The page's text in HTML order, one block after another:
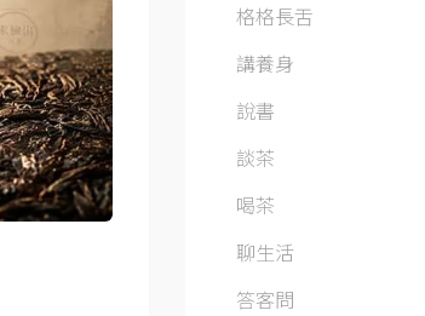
格格長舌
講養身
說書
談茶
喝茶
聊生活
答客問